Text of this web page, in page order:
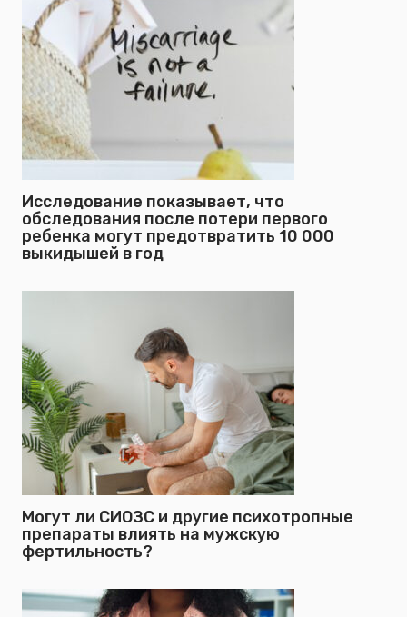
Исследование показывает, что
обследования после потери первого
ребенка могут предотвратить 10 000
выкидышей в год
Могут ли СИОЗС и другие психотропные
препараты влиять на мужскую
фертильность?